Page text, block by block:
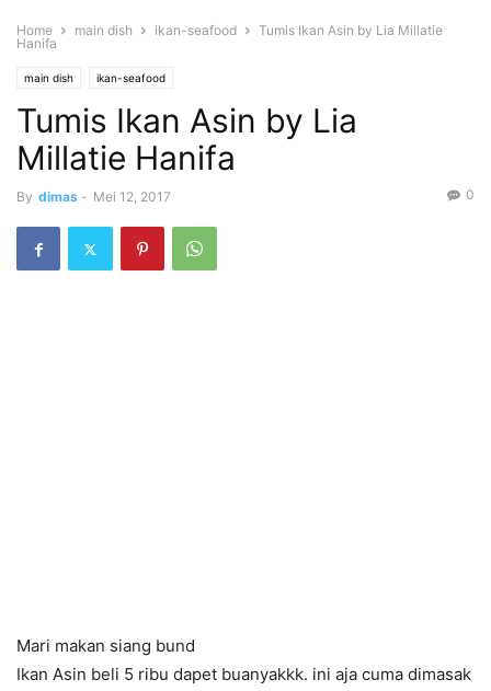
Home main dish ikan-seafood
Tumis Ikan Asin by Lia Millatie
Hanifa
main dish ikan-seafood
Tumis Ikan Asin by Lia
Millatie Hanifa
By dimas - Mei 12, 2017 0
Mari makan siang bund
Ikan Asin beli 5 ribu dapet buanyakkk. ini aja cuma dimasak